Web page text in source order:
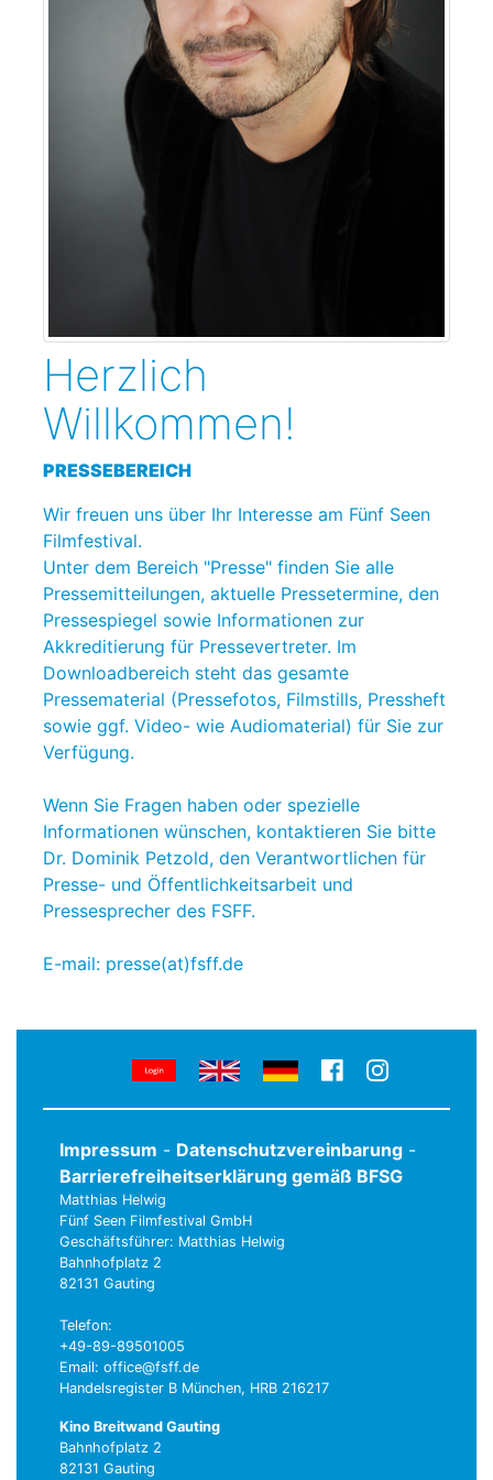
Herzlich
Willkommen!
PRESSEBEREICH
Wir freuen uns über Ihr Interesse am Fünf Seen
Filmfestival.
Unter dem Bereich "Presse" finden Sie alle
Pressemitteilungen, aktuelle Pressetermine, den
Pressespiegel sowie Informationen zur
Akkreditierung für Pressevertreter. Im
Downloadbereich steht das gesamte
Pressematerial (Pressefotos, Filmstills, Pressheft
sowie ggf. Video- wie Audiomaterial) für Sie zur
Verfügung.
Wenn Sie Fragen haben oder spezielle
Informationen wünschen, kontaktieren Sie bitte
Dr. Dominik Petzold, den Verantwortlichen für
Presse- und Öffentlichkeitsarbeit und
Pressesprecher des FSFF.
E-mail: presse(at)fsff.de
Impressum - Datenschutzvereinbarung -
Barrierefreiheitserklärung gemäß BFSG
Matthias Helwig
Fünf Seen Filmfestival GmbH
Geschäftsführer: Matthias Helwig
Bahnhofplatz 2
82131 Gauting
Telefon:
+49-89-89501005
Email: office@fsff.de
Handelsregister B München, HRB 216217
Kino Breitwand Gauting
Bahnhofplatz 2
82131 Gauting